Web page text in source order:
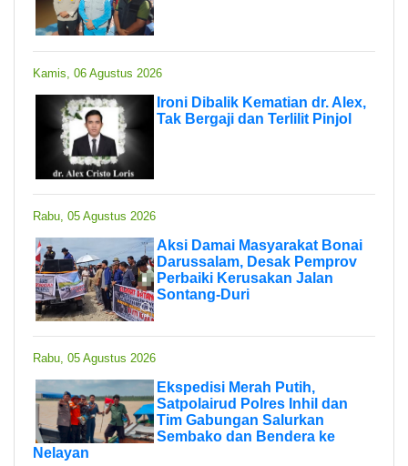
Kamis, 06 Agustus 2026
Ironi Dibalik Kematian dr. Alex,
Tak Bergaji dan Terlilit Pinjol
Rabu, 05 Agustus 2026
Aksi Damai Masyarakat Bonai
Darussalam, Desak Pemprov
Perbaiki Kerusakan Jalan
Sontang-Duri
Rabu, 05 Agustus 2026
Ekspedisi Merah Putih,
Satpolairud Polres Inhil dan
Tim Gabungan Salurkan
Sembako dan Bendera ke
Nelayan